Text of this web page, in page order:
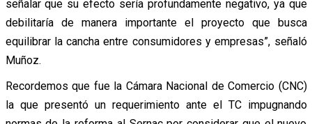
señalar que su efecto sería profundamente negativo, ya que
debilitaría de manera importante el proyecto que busca
equilibrar la cancha entre consumidores y empresas”, señaló
Muñoz.
Recordemos que fue la Cámara Nacional de Comercio (CNC)
la que presentó un requerimiento ante el TC impugnando